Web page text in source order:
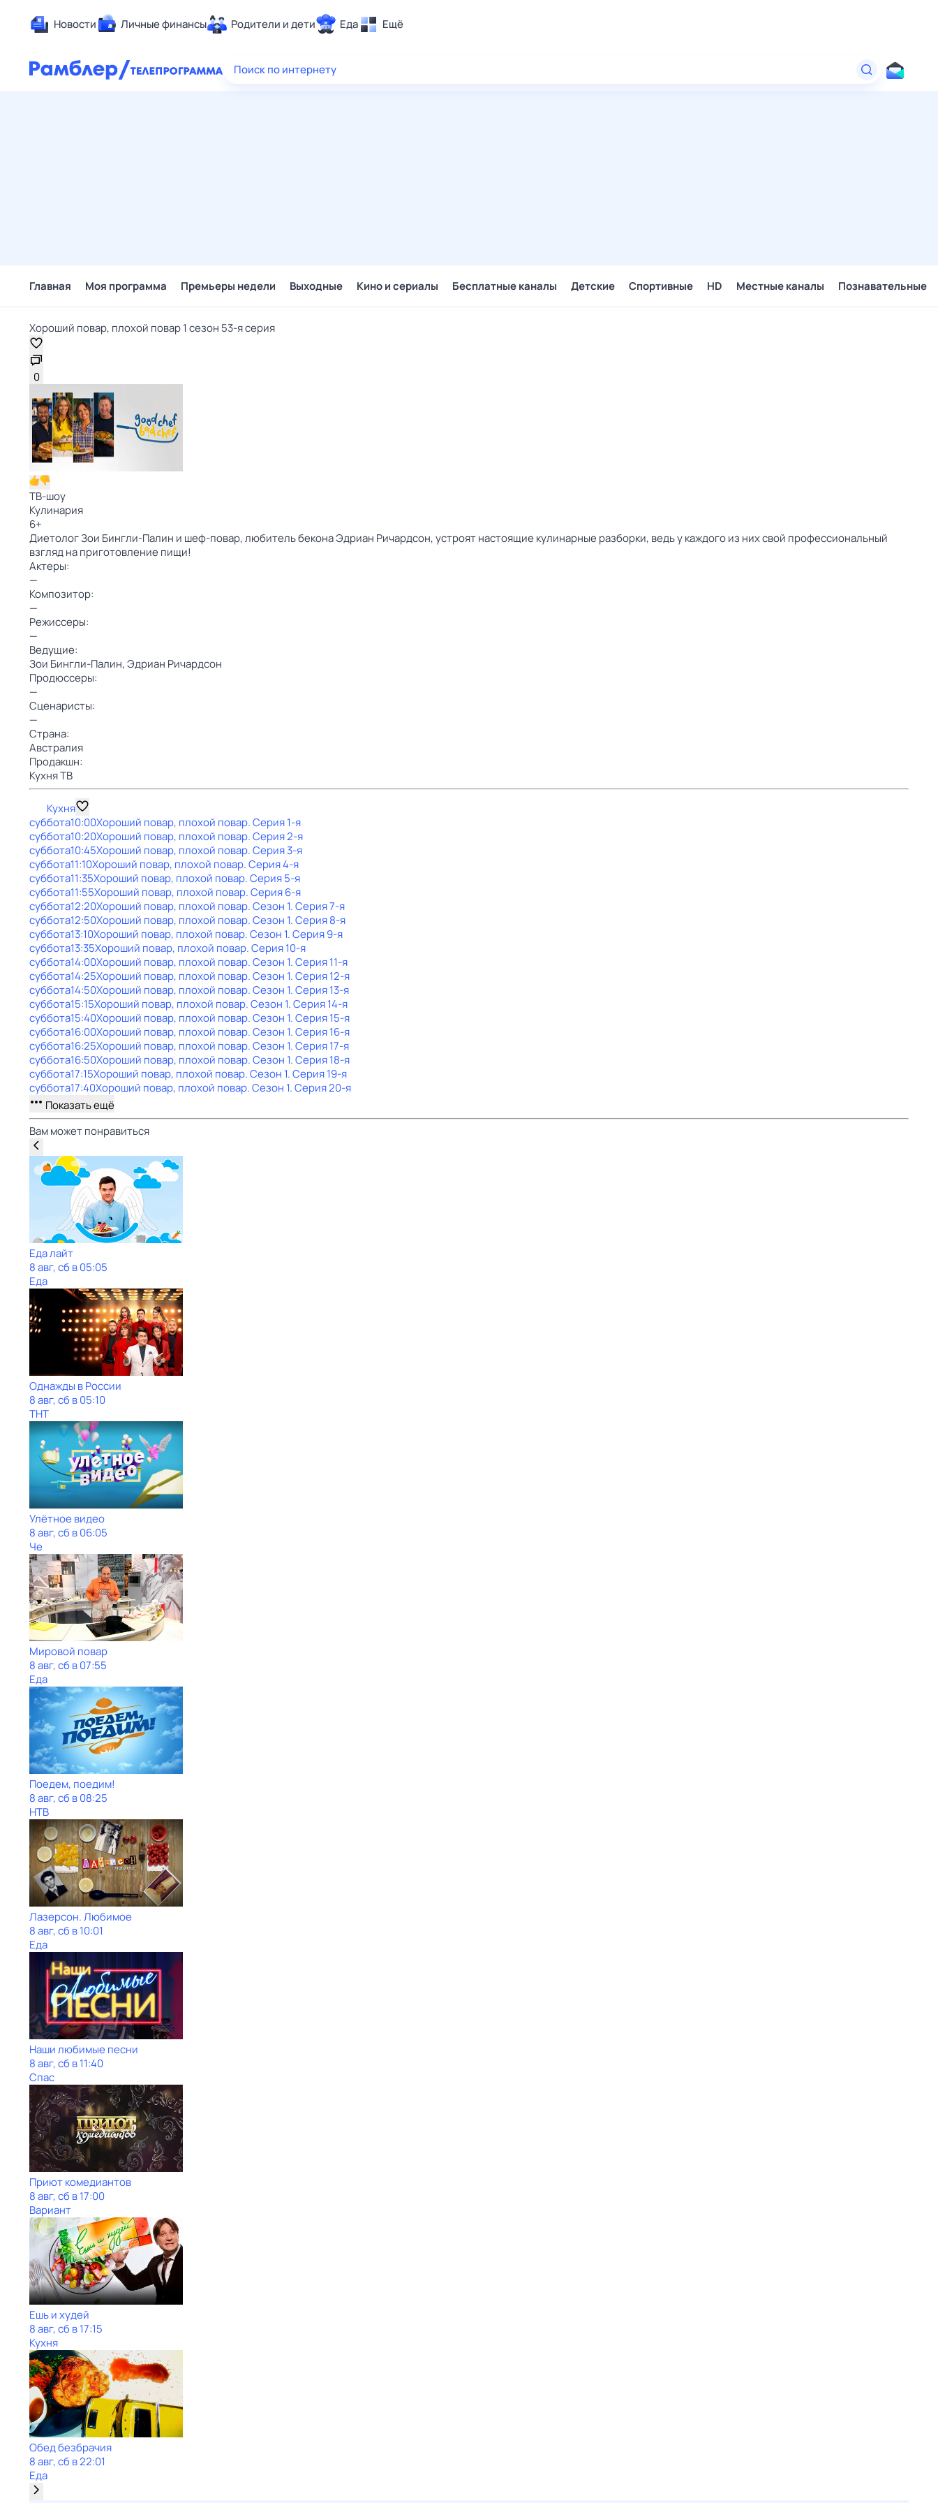
Новости Личные финансы Родители и дети Еда Ещё
Здоровье
Поиск по интернету
Главная Моя программа Премьеры недели Выходные Кино и сериалы Бесплатные каналы Детские Спортивные HD Местные каналы Познавательные
Хороший повар, плохой повар 1 сезон 53-я серия
0
ТВ-шоу
Кулинария
6+
Диетолог Зои Бингли-Палин и шеф-повар, любитель бекона Эдриан Ричардсон, устроят настоящие кулинарные разборки, ведь у каждого из них свой профессиональный
взгляд на приготовление пищи!
Актеры:
—
Композитор:
—
Режиссеры:
—
Ведущие:
Зои Бингли-Палин,Эдриан Ричардсон
Продюссеры:
—
Сценаристы:
—
Страна:
Австралия
Продакшн:
Кухня ТВ
Кухня
суббота10:00Хороший повар, плохой повар. Серия 1-я
суббота10:20Хороший повар, плохой повар. Серия 2-я
суббота10:45Хороший повар, плохой повар. Серия 3-я
суббота11:10Хороший повар, плохой повар. Серия 4-я
суббота11:35Хороший повар, плохой повар. Серия 5-я
суббота11:55Хороший повар, плохой повар. Серия 6-я
суббота12:20Хороший повар, плохой повар. Сезон 1. Серия 7-я
суббота12:50Хороший повар, плохой повар. Сезон 1. Серия 8-я
суббота13:10Хороший повар, плохой повар. Сезон 1. Серия 9-я
суббота13:35Хороший повар, плохой повар. Серия 10-я
суббота14:00Хороший повар, плохой повар. Сезон 1. Серия 11-я
суббота14:25Хороший повар, плохой повар. Сезон 1. Серия 12-я
суббота14:50Хороший повар, плохой повар. Сезон 1. Серия 13-я
суббота15:15Хороший повар, плохой повар. Сезон 1. Серия 14-я
суббота15:40Хороший повар, плохой повар. Сезон 1. Серия 15-я
суббота16:00Хороший повар, плохой повар. Сезон 1. Серия 16-я
суббота16:25Хороший повар, плохой повар. Сезон 1. Серия 17-я
суббота16:50Хороший повар, плохой повар. Сезон 1. Серия 18-я
суббота17:15Хороший повар, плохой повар. Сезон 1. Серия 19-я
суббота17:40Хороший повар, плохой повар. Сезон 1. Серия 20-я
Показать ещё
Вам может понравиться
Еда лайт
8 авг, сб в 05:05
Еда
Однажды в России
8 авг, сб в 05:10
ТНТ
Улётное видео
8 авг, сб в 06:05
Че
Мировой повар
8 авг, сб в 07:55
Еда
Поедем, поедим!
8 авг, сб в 08:25
НТВ
Лазерсон. Любимое
8 авг, сб в 10:01
Еда
Наши любимые песни
8 авг, сб в 11:40
Спас
Приют комедиантов
8 авг, сб в 17:00
Вариант
Ешь и худей
8 авг, сб в 17:15
Кухня
Обед безбрачия
8 авг, сб в 22:01
Еда